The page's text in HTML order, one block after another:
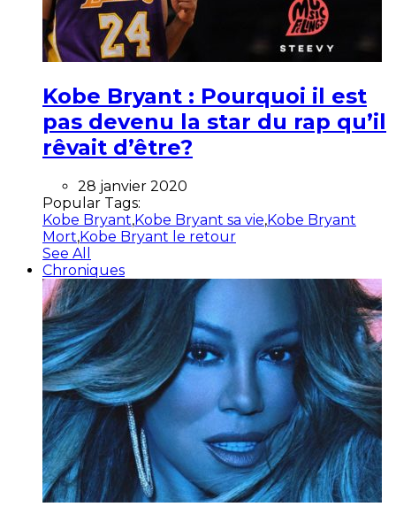
Kobe Bryant : Pourquoi il est
pas devenu la star du rap qu’il
rêvait d’être?
28 janvier 2020
Popular Tags:
Kobe Bryant,Kobe Bryant sa vie,Kobe Bryant
Mort,Kobe Bryant le retour
See All
Chroniques